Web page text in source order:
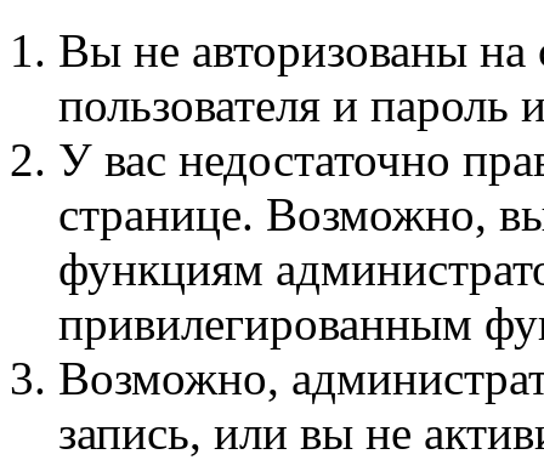
Вы не авторизованы на
пользователя и пароль
У вас недостаточно
странице. Возможно,
функциям
привилегированным
Возможно,
запись, или вы не